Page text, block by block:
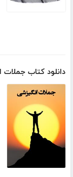
دانلود کتاب جملات